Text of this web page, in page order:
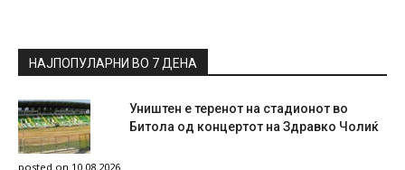
НАЈПОПУЛАРНИ ВО 7 ДЕНА
Уништен е теренот на стадионот во
Битола од концертот на Здравко Чолиќ
posted on 10.08.2026